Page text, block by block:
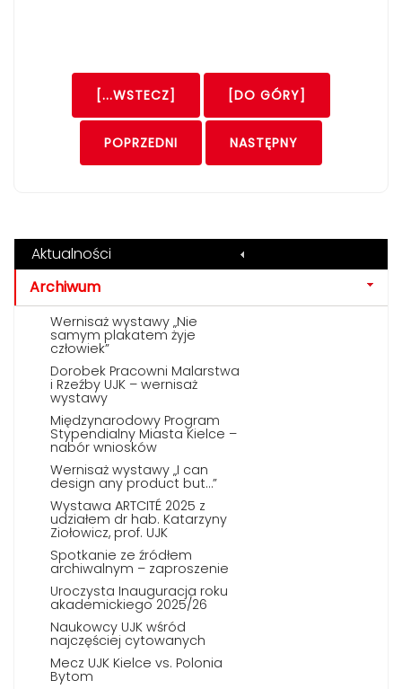
[...WSTECZ] [DO GÓRY]
POPRZEDNI NASTĘPNY
Aktualności
Archiwum
Wernisaż wystawy „Nie
samym plakatem żyje
człowiek”
Dorobek Pracowni Malarstwa
i Rzeźby UJK – wernisaż
wystawy
Międzynarodowy Program
Stypendialny Miasta Kielce –
nabór wniosków
Wernisaż wystawy „I can
design any product but…”
Wystawa ARTCITÉ 2025 z
udziałem dr hab. Katarzyny
Ziołowicz, prof. UJK
Spotkanie ze źródłem
archiwalnym – zaproszenie
Uroczysta Inauguracja roku
akademickiego 2025/26
Naukowcy UJK wśród
najczęściej cytowanych
Mecz UJK Kielce vs. Polonia
Bytom